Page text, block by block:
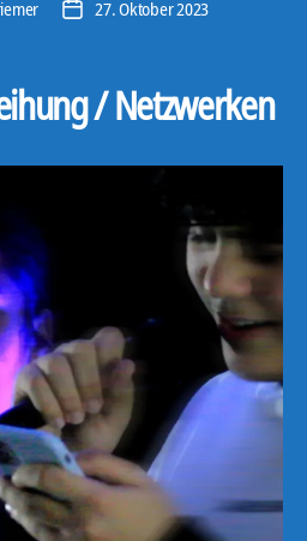
Veröffentlichungsdatum
27. Oktober 2023
/ Netzwerken